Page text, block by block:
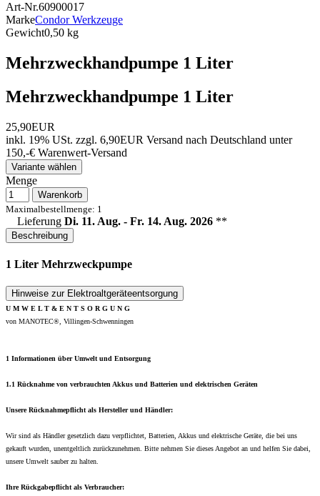
Art-Nr.60900017
MarkeCondor Werkzeuge
Gewicht0,50 kg
Mehrzweckhandpumpe 1 Liter
Mehrzweckhandpumpe 1 Liter
25,90EUR
inkl. 19% USt. zzgl. 6,90EUR Versand nach Deutschland unter
150,-€ Warenwert-Versand
Variante wählen
Menge
Warenkorb
Maximalbestellmenge: 1
Lieferung Di. 11. Aug. - Fr. 14. Aug. 2026 **
Beschreibung
1 Liter Mehrzweckpumpe
Hinweise zur Elektroaltgeräteentsorgung
U M W E L T & E N T S O R G U N G
von MANOTEC®, Villingen-Schwenningen
1 Informationen über Umwelt und Entsorgung
1.1 Rücknahme von verbrauchten Akkus und Batterien und elektrischen Geräten
Unsere Rücknahmepflicht als Hersteller und Händler:
Wir sind als Händler gesetzlich dazu verpflichtet, Batterien, Akkus und elektrische Geräte, die bei uns
gekauft wurden, unentgeltlich zurückzunehmen. Bitte nehmen Sie dieses Angebot an und helfen Sie dabei,
unsere Umwelt sauber zu halten.
Ihre Rückgabepflicht als Verbraucher: